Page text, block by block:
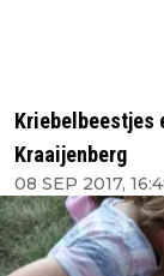
Kriebelbeestjes
Kraaijenberg
08 SEP 2017,